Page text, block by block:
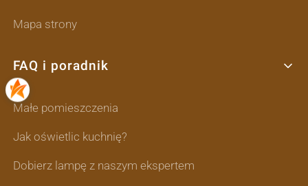
Mapa strony
FAQ i poradnik
Małe pomieszczenia
Jak oświetlic kuchnię?
Dobierz lampę z naszym ekspertem